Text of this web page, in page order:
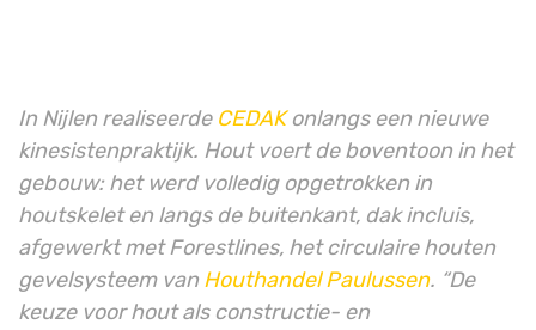
In Nijlen realiseerde CEDAKonlangs een nieuwe
kinesistenpraktijk. Hout voert de boventoon in het
gebouw: het werd volledig opgetrokken in
houtskelet en langs de buitenkant, dak incluis,
afgewerkt met Forestlines, het circulaire houten
gevelsysteem van Houthandel Paulussen. “De
keuze voor hout als constructie- en